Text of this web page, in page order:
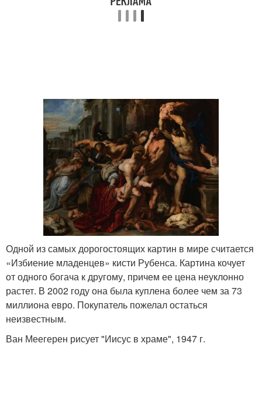
Одной из самых дорогостоящих картин в мире считается
«Избиение младенцев» кисти Рубенса. Картина кочует
от одного богача к другому, причем ее цена неуклонно
растет. В 2002 году она была куплена более чем за 73
миллиона евро. Покупатель пожелал остаться
неизвестным.
Ван Меегерен рисует "Иисус в храме", 1947 г.